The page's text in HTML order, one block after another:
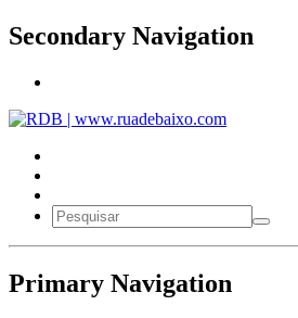
Secondary Navigation
Primary Navigation